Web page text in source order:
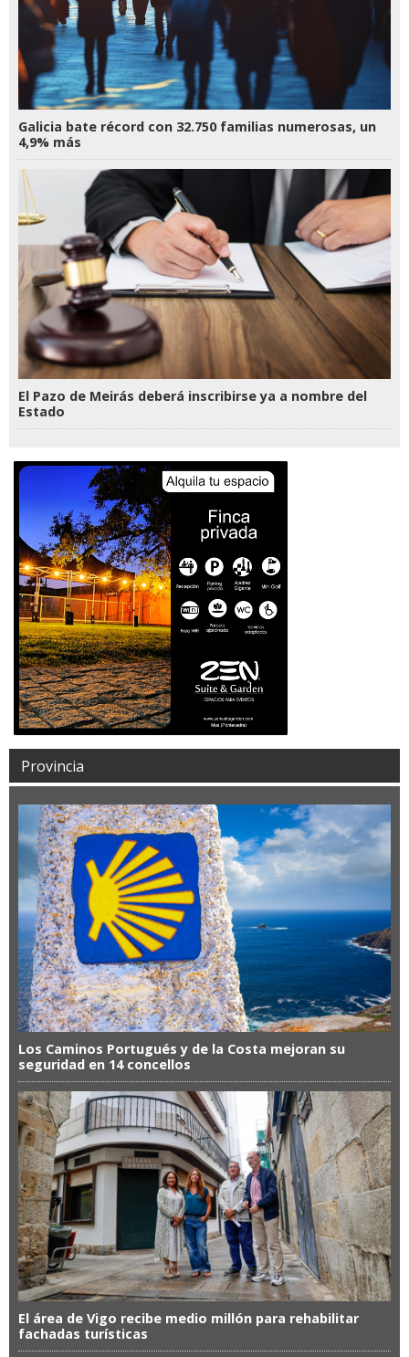
Galicia bate récord con 32.750 familias numerosas, un
4,9% más
El Pazo de Meirás deberá inscribirse ya a nombre del
Estado
Provincia
Los Caminos Portugués y de la Costa mejoran su
seguridad en 14 concellos
El área de Vigo recibe medio millón para rehabilitar
fachadas turísticas